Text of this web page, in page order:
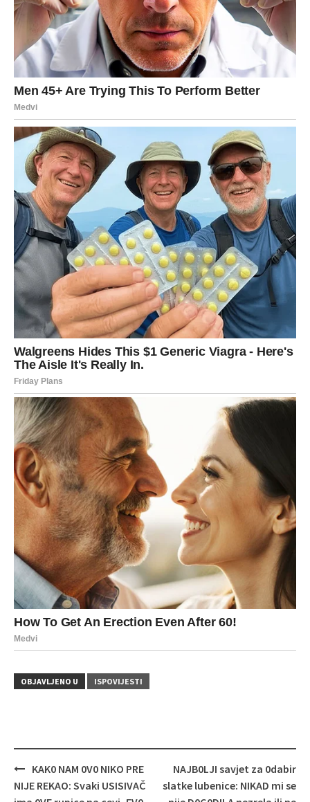
OBJAVLJENO U ISPOVIJESTI
Navigacija
objava
KAK0 NAM 0V0 NIKO PRE
NIJE REKAO: Svaki USISIVAČ
NAJB0LJI savjet za 0dabir
slatke lubenice: NIKAD mi se